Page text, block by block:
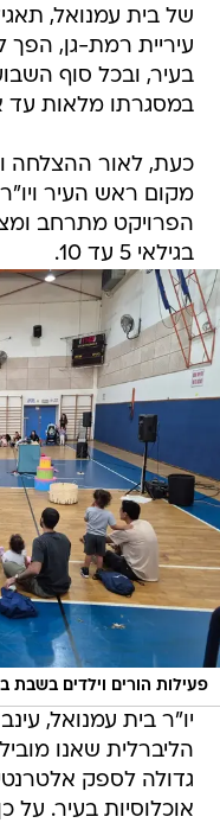
של בית עמנואל,
עיריית רמת-גן, הפך
בעיר, ובכל סוף
במסגרתו מלאות עד
כעת, לאור ההצלחה
מקום ראש העיר
הפרויקט מתרחב
בגילאי 5 עד 10.
פעילות הורים וילדים בשבת
יו"ר בית עמנואל,
הליברלית שאנו
גדולה לספק
אוכלוסיות בעיר. על